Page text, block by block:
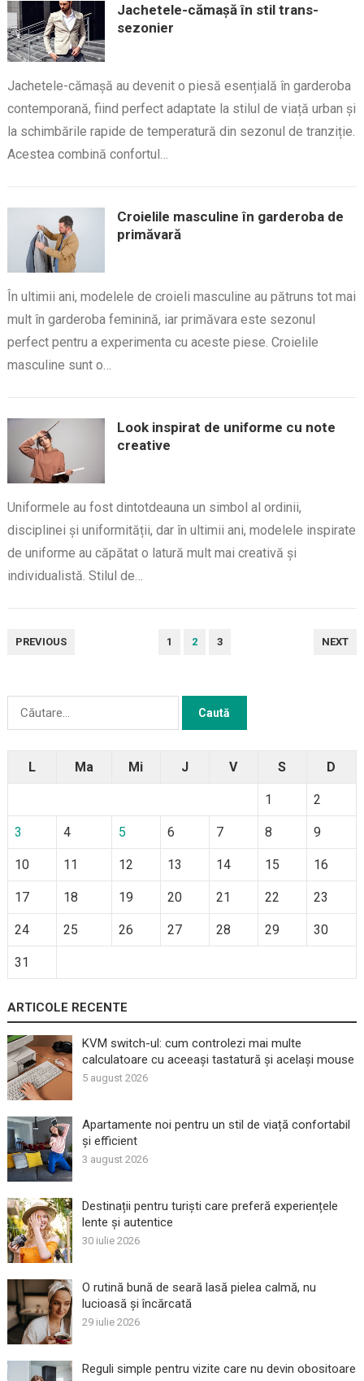
Jachetele-cămașă în stil trans-
sezonier
Jachetele-cămașă au devenit o piesă esențială în garderoba
contemporană, fiind perfect adaptate la stilul de viață urban și
la schimbările rapide de temperatură din sezonul de tranziție.
Acestea combină confortul…
Croielile masculine în garderoba de
primăvară
În ultimii ani, modelele de croieli masculine au pătruns tot mai
mult în garderoba feminină, iar primăvara este sezonul
perfect pentru a experimenta cu aceste piese. Croielile
masculine sunt o…
Look inspirat de uniforme cu note
creative
Uniformele au fost dintotdeauna un simbol al ordinii,
disciplinei și uniformității, dar în ultimii ani, modelele inspirate
de uniforme au căpătat o latură mult mai creativă și
individualistă. Stilul de…
PAGINAȚIE
PREVIOUS 1 2 3 NEXT
Caută
L Ma Mi J V S D
1 2
3 4 5 6 7 8 9
10 11 12 13 14 15 16
17 18 19 20 21 22 23
24 25 26 27 28 29 30
31
ARTICOLE RECENTE
KVM switch-ul: cum controlezi mai multe
calculatoare cu aceeași tastatură și același mouse
5 august 2026
Apartamente noi pentru un stil de viață confortabil
și efficient
3 august 2026
Destinații pentru turiști care preferă experiențele
lente și autentice
30 iulie 2026
O rutină bună de seară lasă pielea calmă, nu
lucioasă și încărcată
29 iulie 2026
Reguli simple pentru vizite care nu devin obositoare